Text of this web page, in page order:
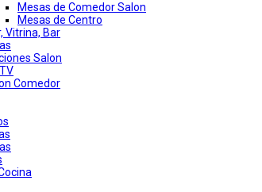
Mesas de Comedor Salon
Mesas de Centro
Vitrina, Bar
Salon
Comedor